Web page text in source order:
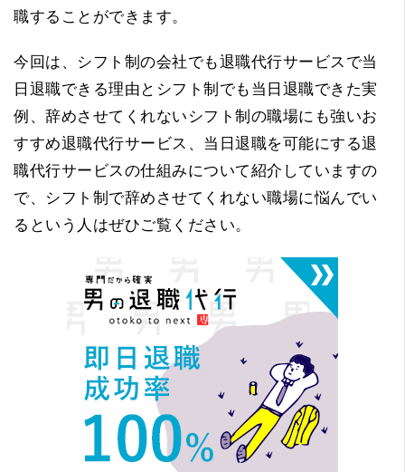
職することができます。
今回は、シフト制の会社でも退職代行サービスで当
日退職できる理由とシフト制でも当日退職できた実
例、辞めさせてくれないシフト制の職場にも強いお
すすめ退職代行サービス、当日退職を可能にする退
職代行サービスの仕組みについて紹介していますの
で、シフト制で辞めさせてくれない職場に悩んでい
るという人はぜひご覧ください。